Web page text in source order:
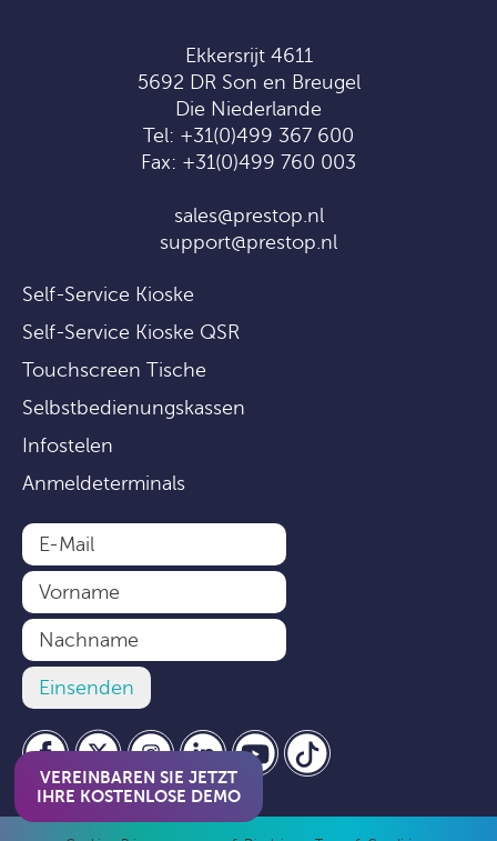
VEREINBAREN SIE JETZT
IHRE KOSTENLOSE DEMO
Ekkersrijt 4611
5692 DR Son en Breugel
Die Niederlande
Tel: +31(0)499 367 600
Fax: +31(0)499 760 003
sales@prestop.nl
support@prestop.nl
Self-Service Kioske
Self-Service Kioske QSR
Touchscreen Tische
Selbstbedienungskassen
Infostelen
Anmeldeterminals